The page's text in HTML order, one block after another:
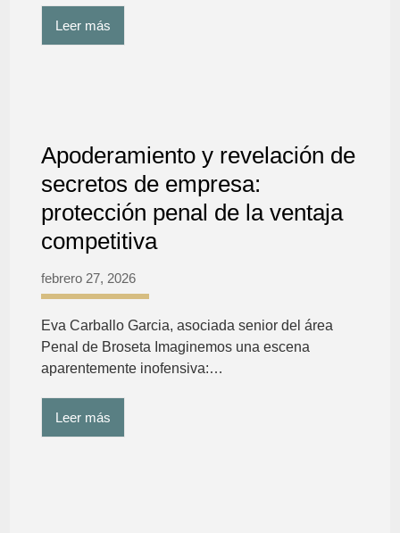
Leer más
Apoderamiento y revelación de
secretos de empresa:
protección penal de la ventaja
competitiva
febrero 27, 2026
Eva Carballo Garcia, asociada senior del área
Penal de Broseta Imaginemos una escena
aparentemente inofensiva:…
Leer más